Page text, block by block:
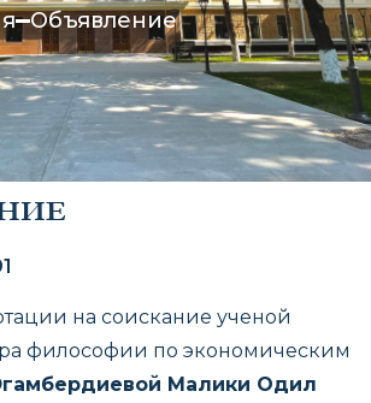
Объявление
на соискание ученой
философии по экономическим
Малики Одил